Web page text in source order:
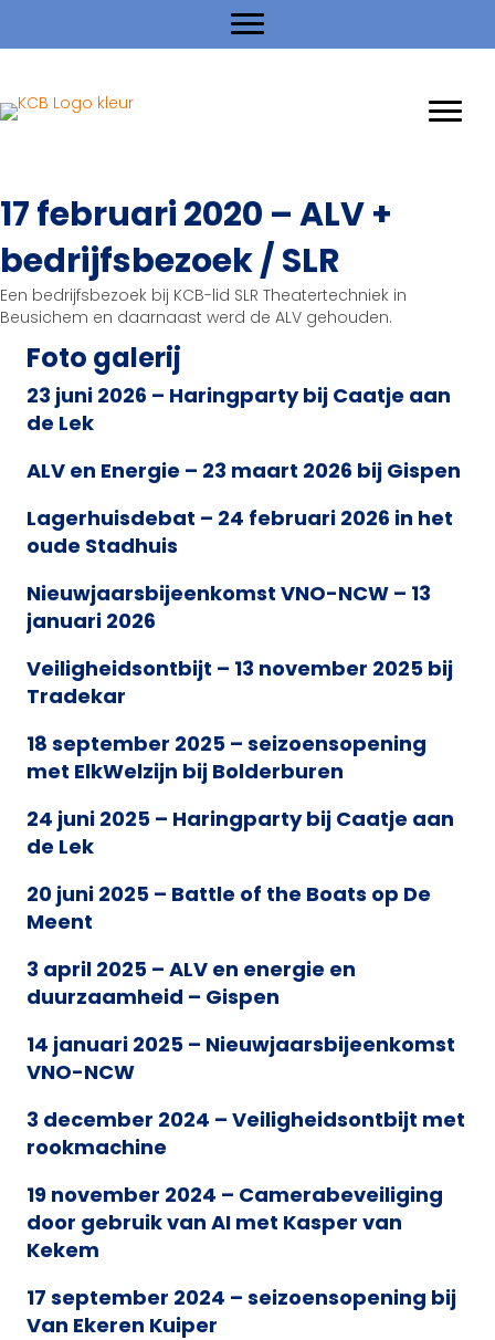
17 februari 2020 – ALV +
bedrijfsbezoek / SLR
Een bedrijfsbezoek bij KCB-lid SLR Theatertechniek in
Beusichem en daarnaast werd de ALV gehouden.
Foto galerij
23 juni 2026 – Haringparty bij Caatje aan
de Lek
ALV en Energie – 23 maart 2026 bij Gispen
Lagerhuisdebat – 24 februari 2026 in het
oude Stadhuis
Nieuwjaarsbijeenkomst VNO-NCW – 13
januari 2026
Veiligheidsontbijt – 13 november 2025 bij
Tradekar
18 september 2025 – seizoensopening
met ElkWelzijn bij Bolderburen
24 juni 2025 – Haringparty bij Caatje aan
de Lek
20 juni 2025 – Battle of the Boats op De
Meent
3 april 2025 – ALV en energie en
duurzaamheid – Gispen
14 januari 2025 – Nieuwjaarsbijeenkomst
VNO-NCW
3 december 2024 – Veiligheidsontbijt met
rookmachine
19 november 2024 – Camerabeveiliging
door gebruik van AI met Kasper van
Kekem
17 september 2024 – seizoensopening bij
Van Ekeren Kuiper